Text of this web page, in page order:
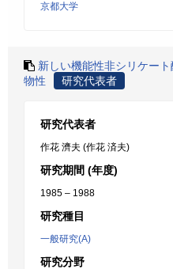
京都大学
新しい機能性非シリケー
物性
研究代表者
研究代表者
作花 濟夫 (作花 済夫)
研究期間 (年度)
1985 – 1988
研究種目
一般研究(A)
研究分野